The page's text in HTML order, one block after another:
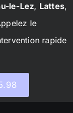
le-Lez, Lattes,
le
rapide